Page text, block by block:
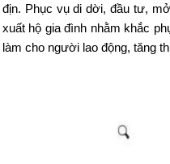
địn. Phục vụ di dời, đầu tư,
xuất hộ gia đình nhằm khắc
làm cho người lao động, tăng